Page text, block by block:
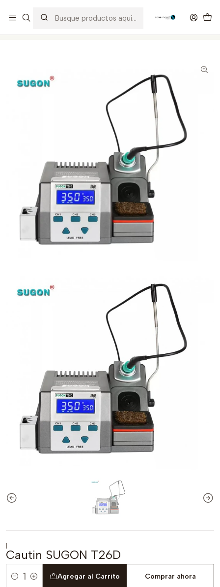
|
Cautin SUGON T26D
Cantidad
Agregar al Carrito Comprar ahora